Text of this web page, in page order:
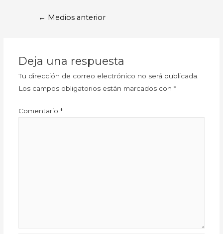
← Medios anterior
Deja una respuesta
Tu dirección de correo electrónico no será publicada.
Los campos obligatorios están marcados con *
Comentario *